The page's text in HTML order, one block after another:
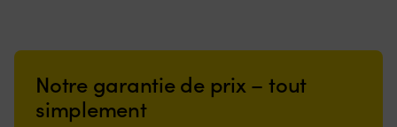
Notre garantie de prix – tout
simplement